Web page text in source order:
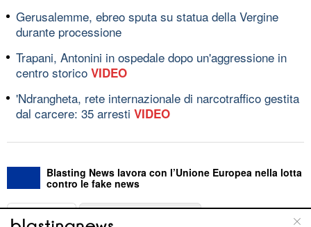
Gerusalemme, ebreo sputa su statua della Vergine
durante processione
Trapani, Antonini in ospedale dopo un'aggressione in
centro storico VIDEO
'Ndrangheta, rete internazionale di narcotraffico gestita
dal carcere: 35 arresti VIDEO
Blasting News lavora con l’Unione Europea nella lotta
contro le fake news
ABOUT